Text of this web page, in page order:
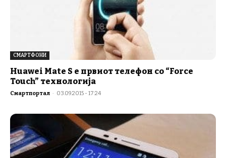
СМАРТФОНИ
Huawei Mate S е првиот телефон со “Force
Touch” технологија
Смартпортал - 03.09.2015 - 17:24